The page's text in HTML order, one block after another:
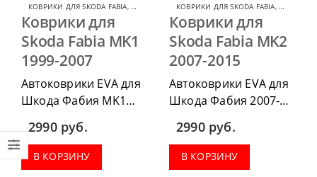
КОВРИКИ ДЛЯ SKODA FABIA КОВРИКИ ДЛЯ SKODA
Коврики для
Skoda Fabia MK1
1999-2007
Автоковрики EVA для
Шкода Фабия MK1
приобрести в
комплектации:
водительский коврик,
2990 руб.
В КОРЗИНУ
КОВРИКИ ДЛЯ SKODA FABIA КОВРИКИ
Коврики для
Skoda Fabia MK2
2007-2015
Автоковрики EVA для
Шкода Фабия 2007-
приобрести в
комплектации:
водительский коврик,
2990 руб.
В КОРЗИНУ